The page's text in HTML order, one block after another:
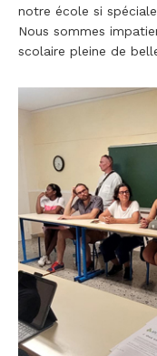
notre école si
Nous sommes
scolaire pleine de